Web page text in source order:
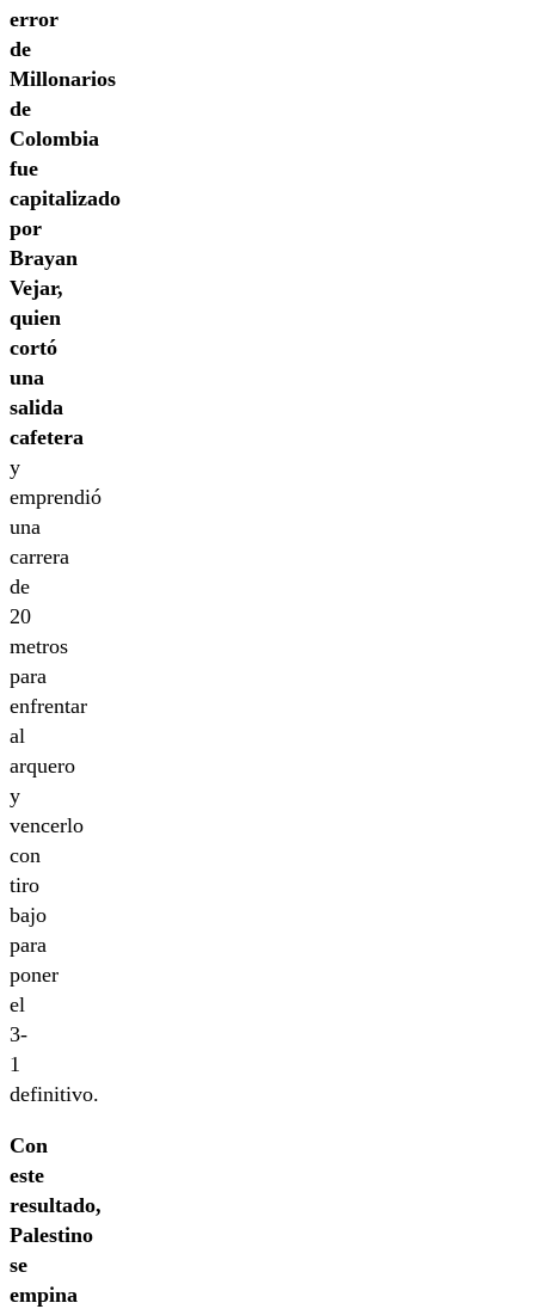
error
de
Millonarios
de
Colombia
fue
capitalizado
por
Brayan
Vejar,
quien
cortó
una
salida
cafetera
y
emprendió
una
carrera
de
20
metros
para
enfrentar
al
arquero
y
vencerlo
con
tiro
bajo
para
poner
el
3-
1
definitivo.
Con
este
resultado,
Palestino
se
empina